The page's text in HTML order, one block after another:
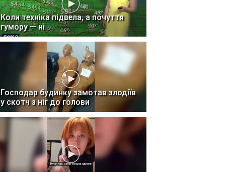
Коли техніка підвела, а почуття
гумору — ні
Господар будинку замотав злодіїв
у скотч з ніг до голови